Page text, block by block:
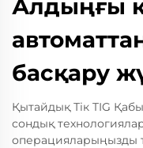
Алдыңғы
басқару
Қытайдық Тік TIG
сондық
операцияларыңызды